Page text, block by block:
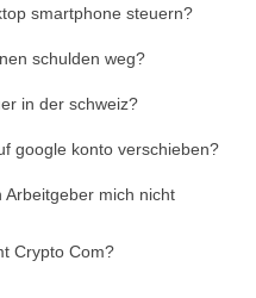
smartphone steuern?
schulden weg?
in der schweiz?
google konto verschieben?
Arbeitgeber mich nicht
Crypto Com?